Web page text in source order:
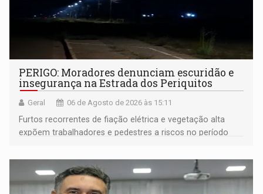
PERIGO: Moradores denunciam escuridão e
insegurança na Estrada dos Periquitos
Geral 06 de Agosto de 2026 às 15:11
Furtos recorrentes de fiação elétrica e vegetação alta
expõem trabalhadores e pedestres a riscos no período